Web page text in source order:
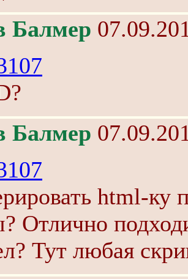
Балмер
Балмер
html-ку
Отлично
Тут любая